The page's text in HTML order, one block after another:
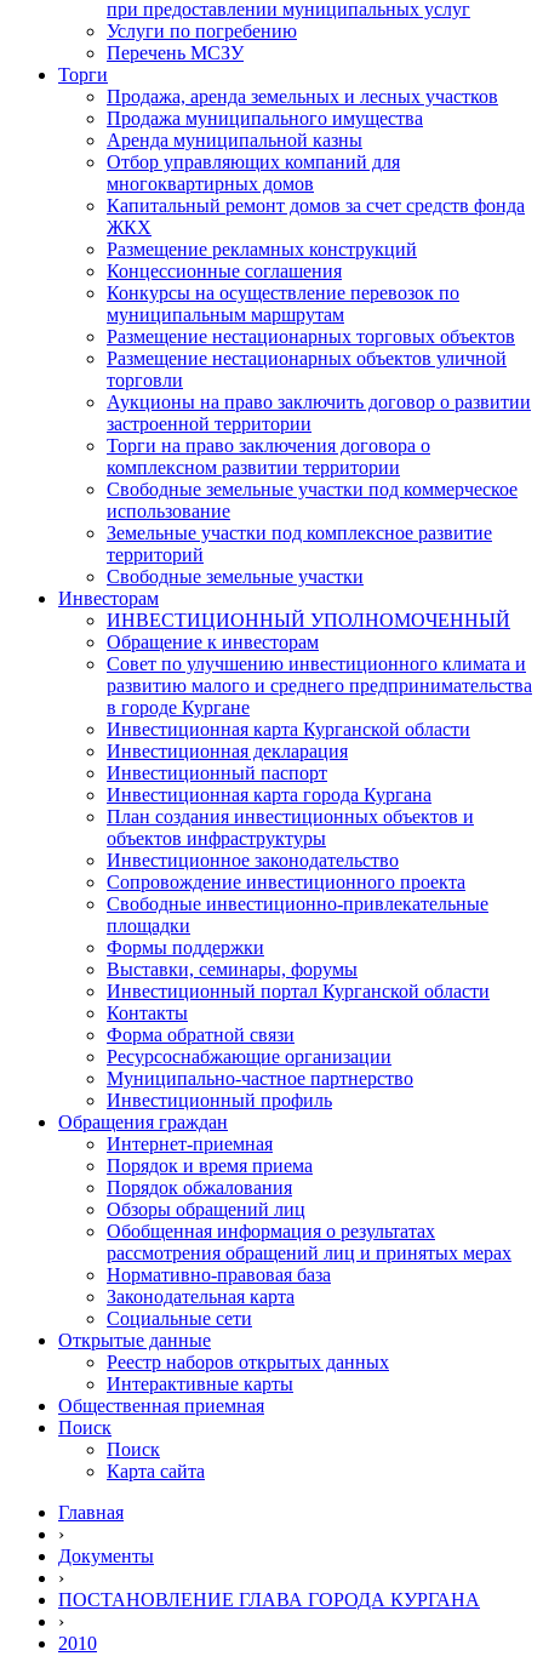
при предоставлении муниципальных услуг
Услуги по погребению
Перечень МСЗУ
Торги
Продажа, аренда земельных и лесных участков
Продажа муниципального имущества
Аренда муниципальной казны
Отбор управляющих компаний для
многоквартирных домов
Капитальный ремонт домов за счет средств фонда
ЖКХ
Размещение рекламных конструкций
Концессионные соглашения
Конкурсы на осуществление перевозок по
муниципальным маршрутам
Размещение нестационарных торговых объектов
Размещение нестационарных объектов уличной
торговли
Аукционы на право заключить договор о развитии
застроенной территории
Торги на право заключения договора о
комплексном развитии территории
Свободные земельные участки под коммерческое
использование
Земельные участки под комплексное развитие
территорий
Свободные земельные участки
Инвесторам
ИНВЕСТИЦИОННЫЙ УПОЛНОМОЧЕННЫЙ
Обращение к инвесторам
Совет по улучшению инвестиционного климата и
развитию малого и среднего предпринимательства
в городе Кургане
Инвестиционная карта Курганской области
Инвестиционная декларация
Инвестиционный паспорт
Инвестиционная карта города Кургана
План создания инвестиционных объектов и
объектов инфраструктуры
Инвестиционное законодательство
Сопровождение инвестиционного проекта
Свободные инвестиционно-привлекательные
площадки
Формы поддержки
Выставки, семинары, форумы
Инвестиционный портал Курганской области
Контакты
Форма обратной связи
Ресурсоснабжающие организации
Муниципально-частное партнерство
Инвестиционный профиль
Обращения граждан
Интернет-приемная
Порядок и время приема
Порядок обжалования
Обзоры обращений лиц
Обобщенная информация о результатах
рассмотрения обращений лиц и принятых мерах
Нормативно-правовая база
Законодательная карта
Социальные сети
Открытые данные
Реестр наборов открытых данных
Интерактивные карты
Общественная приемная
Поиск
Поиск
Карта сайта
Главная
›
Документы
›
ПОСТАНОВЛЕНИЕ ГЛАВА ГОРОДА КУРГАНА
›
2010